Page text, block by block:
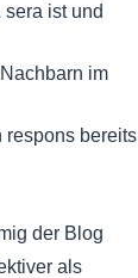
ist und
im
respons bereits
der Blog
als